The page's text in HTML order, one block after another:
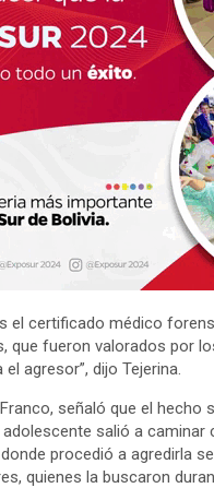
el certificado médico
que fueron valorados por
agresor”, dijo Tejerina.
señaló que el
salió a
procedió a agredirla
quienes la buscaron